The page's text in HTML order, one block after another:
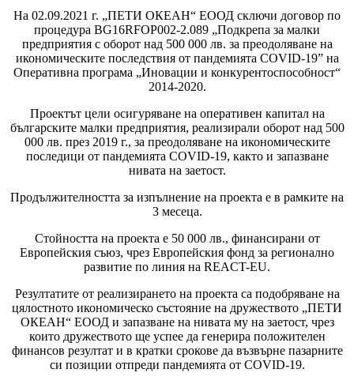
На 02.09.2021 г. „ПЕТИ ОКЕАН“ ЕООД сключи договор по
процедура BG16RFOP002-2.089 „Подкрепа за малки
предприятия с оборот над 500 000 лв. за преодоляване на
икономическите последствия от пандемията COVID-19” на
Оперативна програма „Иновации и конкурентоспособност“
2014-2020.
Проектът цели осигуряване на оперативен капитал на
българските малки предприятия, реализирали оборот над 500
000 лв. през 2019 г., за преодоляване на икономическите
последици от пандемията COVID-19, както и запазване
нивата на заетост.
Продължителността за изпълнение на проекта е в рамките на
3 месеца.
Стойността на проекта е 50 000 лв., финансирани от
Европейския съюз, чрез Европейския фонд за регионално
развитие по линия на REACT-EU.
Резултатите от реализирането на проекта са подобряване на
цялостното икономическо състояние на дружеството „ПЕТИ
ОКЕАН“ ЕООД и запазване на нивата му на заетост, чрез
които дружеството ще успее да генерира положителен
финансов резултат и в кратки срокове да възвърне пазарните
си позиции отпреди пандемията от COVID-19.